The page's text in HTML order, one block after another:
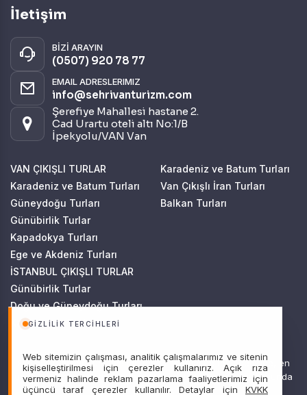
GIZLILIK TERCIHLERI
Web sitemizin çalışması, analitik çalışmalarımız ve sitenin
kişiselleştirilmesi için çerezler kullanırız. Açık rıza
vermeniz halinde reklam pazarlama faaliyetlerimiz için
üçüncü taraf çerezler kullanılır. Detaylar için KVKK
İletişim
BİZİ ARAYIN
(0507) 920 78 77
EMAIL ADRESLERIMIZ
info@sehrivanturizm.com
Şerefiye Mahallesi hastane 2.
Cad Urartu oteli altı No:1/B
İpekyolu/VAN Van
VAN ÇIKIŞLI TURLAR
Karadeniz ve Batum Turları
Güneydoğu Turları
Günübirlik Turlar
Kapadokya Turları
Ege ve Akdeniz Turları
İSTANBUL ÇIKIŞLI TURLAR
Günübirlik Turlar
Doğu ve Güneydoğu Turları
Kapadokya Turları
Karadeniz ve Batum Turları
Van Çıkışlı İran Turları
Balkan Turları
Sitemizde anılan tüm fiyatlar, geçerli kartlar ile tek ödemede, en
ucuz başlangıç fiyatlardır ve yeterli kontenjan olması durumunda
geçerlidir.